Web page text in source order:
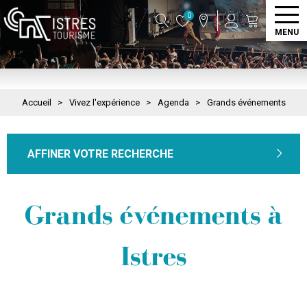
0
MENU
Accueil > Vivez l'expérience > Agenda > Grands événements
AFFINER VOTRE RECHERCHE
Grands événements à
Istres